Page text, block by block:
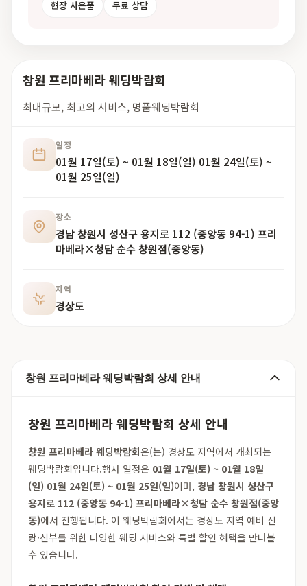
현장 사은품
무료 상담
창원 프리마베라 웨딩박람회
최대규모, 최고의 서비스, 명품웨딩박람회
일정
01월 17일(토) ~ 01월 18일(일) 01월 24일(토) ~
01월 25일(일)
장소
경남 창원시 성산구 용지로 112 (중앙동 94-1) 프리
마베라×청담 순수 창원점(중앙동)
지역
경상도
창원 프리마베라 웨딩박람회 상세 안내
창원 프리마베라 웨딩박람회 상세 안내
창원 프리마베라 웨딩박람회은(는) 경상도 지역에서 개최되는
웨딩박람회입니다.행사 일정은 01월 17일(토) ~ 01월 18일
(일) 01월 24일(토) ~ 01월 25일(일)이며, 경남 창원시 성산구
용지로 112 (중앙동 94-1) 프리마베라×청담 순수 창원점(중앙
동)에서 진행됩니다. 이 웨딩박람회에서는 경상도 지역 예비 신
랑·신부를 위한 다양한 웨딩 서비스와 특별 할인 혜택을 만나볼
수 있습니다.